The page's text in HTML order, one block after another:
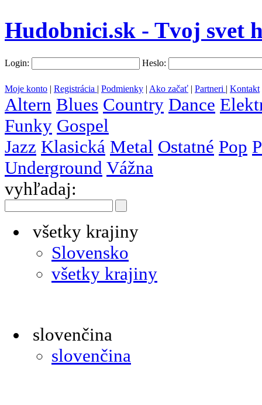
Hudobnici.sk - Tvoj svet
Login: Heslo:
Moje konto | Registrácia | Podmienky | Ako začať | Partneri | Kontakt
Altern Blues Country Dance
Funky Gospel
Jazz Klasická Metal Ostatné Pop
Underground Vážna
vyhľadaj:
všetky krajiny
Slovensko
všetky krajiny
slovenčina
slovenčina